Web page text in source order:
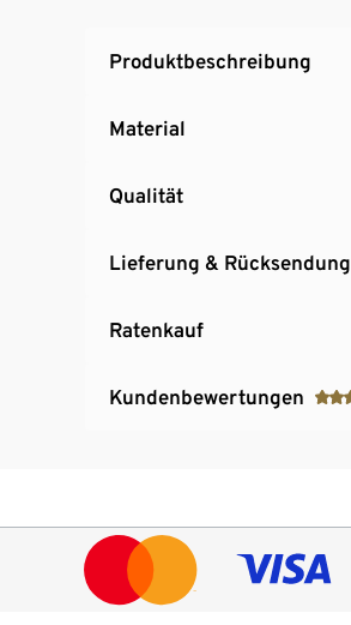
Produktbeschreibung
Material
Qualität
Lieferung & Rücksendung
Ratenkauf
Kundenbewertungen